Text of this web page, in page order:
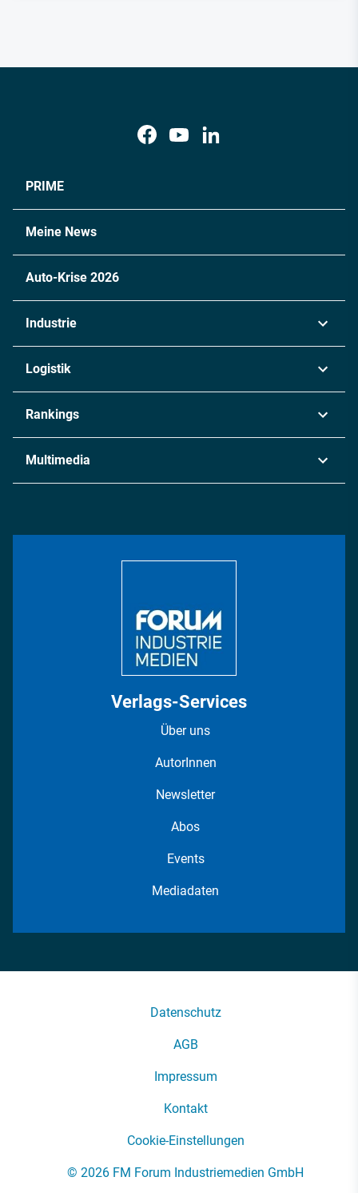
PRIME
Meine News
Auto-Krise 2026
Industrie
Chemie
Metall
Energie
Logistik
Rankings
Multimedia
Verlags-Services
Über uns
AutorInnen
Newsletter
Abos
Events
Mediadaten
Datenschutz
AGB
Impressum
Kontakt
Cookie-Einstellungen
© 2026 FM Forum Industriemedien GmbH